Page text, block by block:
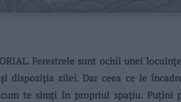
Ferestrele sunt ochii unei
dispoziția zilei. Dar ceea ce le
cum te simți în propriul spațiu. Puțini